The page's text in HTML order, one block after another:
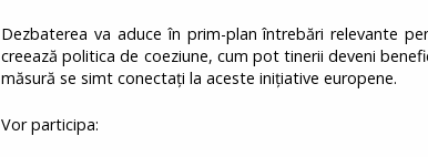
Dezbaterea va aduce în prim-plan întrebări relevante
creează politica de coeziune, cum pot tinerii deveni
măsură se simt conectați la aceste inițiative europene.
Vor participa: